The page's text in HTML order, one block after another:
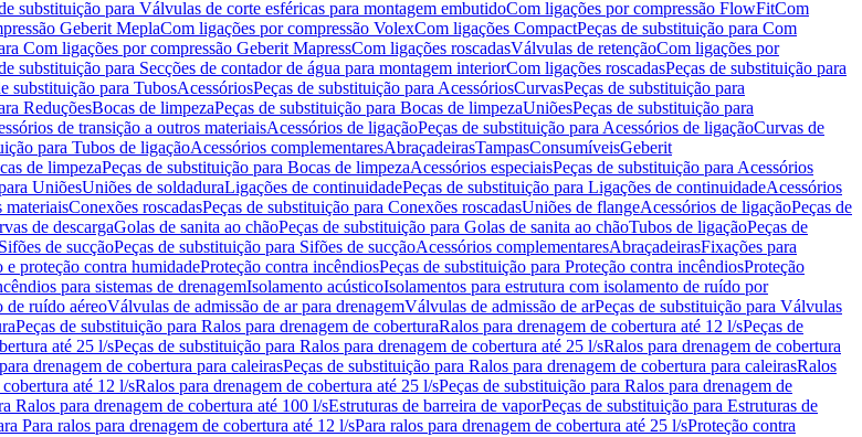
substituição para Válvulas de corte esféricas para montagem embutidoCom ligações por compressão FlowFitCom
Geberit MeplaCom ligações por compressão VolexCom ligações CompactPeças de substituição para Com
Com ligações por compressão Geberit MapressCom ligações roscadasVálvulas de retençãoCom ligações por
substituição para Secções de contador de água para montagem interiorCom ligações roscadasPeças de substituição para
substituição para TubosAcessóriosPeças de substituição para AcessóriosCurvasPeças de substituição para
ReduçõesBocas de limpezaPeças de substituição para Bocas de limpezaUniõesPeças de substituição para
de transição a outros materiaisAcessórios de ligaçãoPeças de substituição para Acessórios de ligaçãoCurvas de
para Tubos de ligaçãoAcessórios complementaresAbraçadeirasTampasConsumíveisGeberit
de limpezaPeças de substituição para Bocas de limpezaAcessórios especiaisPeças de substituição para Acessórios
UniõesUniões de soldaduraLigações de continuidadePeças de substituição para Ligações de continuidadeAcessórios
materiaisConexões roscadasPeças de substituição para Conexões roscadasUniões de flangeAcessórios de ligaçãoPeças de
de descargaGolas de sanita ao chãoPeças de substituição para Golas de sanita ao chãoTubos de ligaçãoPeças de
Sifões de sucçãoPeças de substituição para Sifões de sucçãoAcessórios complementaresAbraçadeirasFixações para
proteção contra humidadeProteção contra incêndiosPeças de substituição para Proteção contra incêndiosProteção
para sistemas de drenagemIsolamento acústicoIsolamentos para estrutura com isolamento de ruído por
de ruído aéreoVálvulas de admissão de ar para drenagemVálvulas de admissão de arPeças de substituição para Válvulas
Peças de substituição para Ralos para drenagem de coberturaRalos para drenagem de cobertura até 12 l/sPeças de
até 25 l/sPeças de substituição para Ralos para drenagem de cobertura até 25 l/sRalos para drenagem de cobertura
drenagem de cobertura para caleirasPeças de substituição para Ralos para drenagem de cobertura para caleirasRalos
até 12 l/sRalos para drenagem de cobertura até 25 l/sPeças de substituição para Ralos para drenagem de
Ralos para drenagem de cobertura até 100 l/sEstruturas de barreira de vaporPeças de substituição para Estruturas de
Para ralos para drenagem de cobertura até 12 l/sPara ralos para drenagem de cobertura até 25 l/sProteção contra